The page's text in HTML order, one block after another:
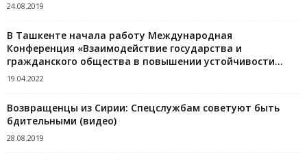
24.08.2019
В Ташкенте начала работу Международная
Конференция «Взаимодействие государства и
гражданского общества в повышении устойчивости...
19.04.2022
Возвращенцы из Сирии: Спецслужбам советуют быть
бдительными (видео)
28.08.2019